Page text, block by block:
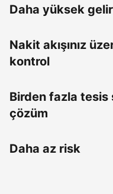
Daha yüksek
Nakit akışınız
kontrol
Birden fazla tesis
çözüm
Daha az risk